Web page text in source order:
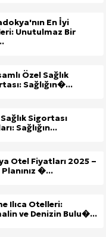
En İyi
Unutulmaz Bir
Özel Sağlık
Sağlığın�...
Sigortası
Sağlığın...
Otel Fiyatları 2025 –
�...
Ilıca Otelleri:
ve Denizin Bulu�...